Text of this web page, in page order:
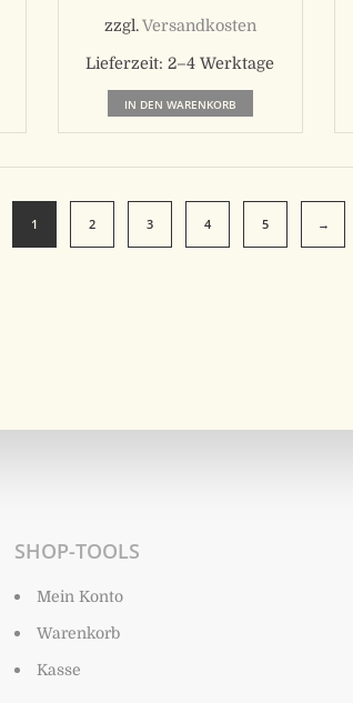
zzgl.Versandkosten
Lieferzeit:2–4 Werktage
IN DEN WARENKORB
1 2 3 4 5 →
SHOP-TOOLS
Mein Konto
Warenkorb
Kasse